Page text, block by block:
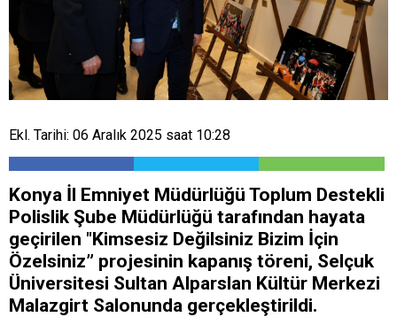
Ekl. Tarihi: 06 Aralık 2025 saat 10:28
Konya İl Emniyet Müdürlüğü Toplum Destekli
Polislik Şube Müdürlüğü tarafından hayata
geçirilen "Kimsesiz Değilsiniz Bizim İçin
Özelsiniz” projesinin kapanış töreni, Selçuk
Üniversitesi Sultan Alparslan Kültür Merkezi
Malazgirt Salonunda gerçekleştirildi.